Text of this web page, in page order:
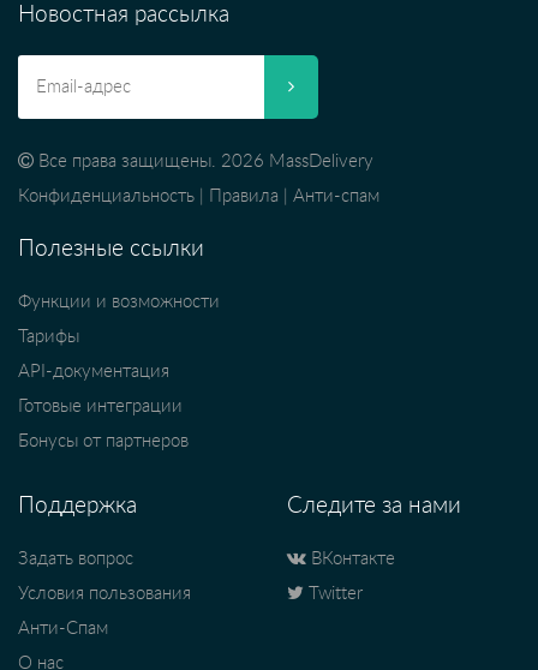
Новостная рассылка
Все права защищены. 2026 MassDelivery
Конфиденциальность
Правила Анти-спам
Полезные ссылки
Функции и возможности
Тарифы
API-документация
Готовые интеграции
Бонусы от партнеров
Поддержка
Задать вопрос
Условия пользования
Анти-Спам
О нас
Следите за нами
ВКонтакте
Twitter